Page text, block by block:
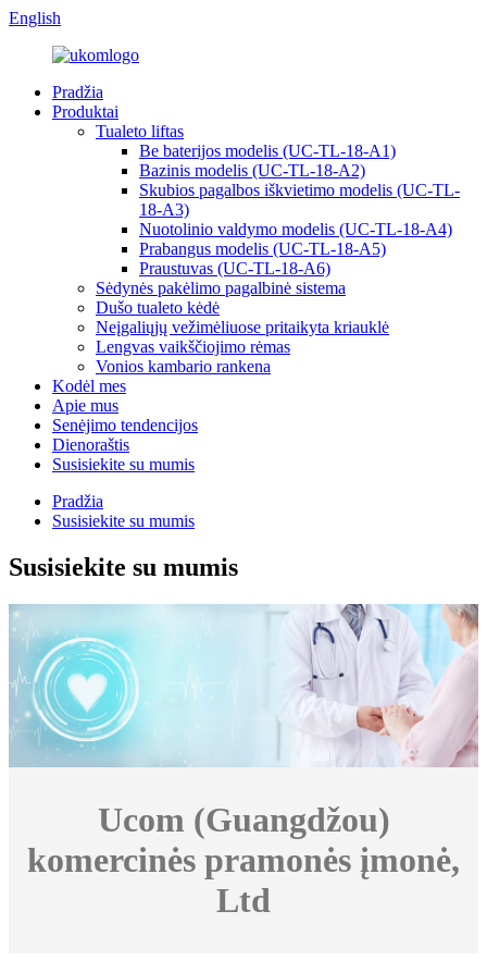
English
Pradžia
Produktai
Tualeto liftas
Be baterijos modelis (UC-TL-18-A1)
Bazinis modelis (UC-TL-18-A2)
Skubios pagalbos iškvietimo modelis (UC-TL-
18-A3)
Nuotolinio valdymo modelis (UC-TL-18-A4)
Prabangus modelis (UC-TL-18-A5)
Praustuvas (UC-TL-18-A6)
Sėdynės pakėlimo pagalbinė sistema
Dušo tualeto kėdė
Neįgaliųjų vežimėliuose pritaikyta kriauklė
Lengvas vaikščiojimo rėmas
Vonios kambario rankena
Kodėl mes
Apie mus
Senėjimo tendencijos
Dienoraštis
Susisiekite su mumis
Pradžia
Susisiekite su mumis
Susisiekite su mumis
Ucom (Guangdžou)
komercinės pramonės įmonė,
Ltd